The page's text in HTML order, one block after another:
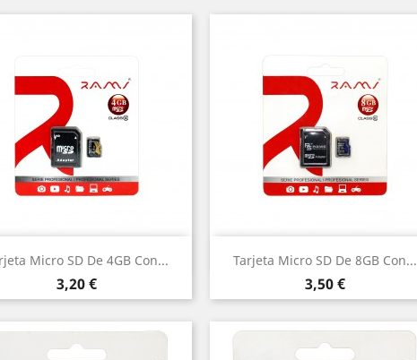
Micro SD De 4GB Con...
Precio
3,20 €
Vista rápida Tarjeta Micro SD De 8GB Con...
Precio
3,50 €
Vista rápida